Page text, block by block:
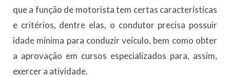
que a função de motorista tem certas características
e critérios, dentre elas, o condutor precisa possuir
idade mínima para conduzir veículo, bem como obter
a aprovação em cursos especializados para, assim,
exercer a atividade.